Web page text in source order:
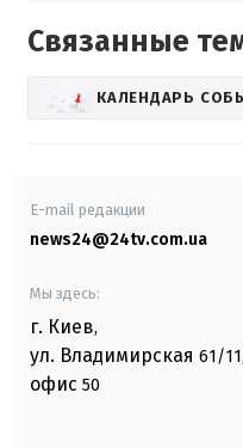
Связанные
КАЛЕНДАРЬ
E-mail редакции
news24@24tv.com.ua
Мы здесь:
г. Киев,
ул. Владимирская 61/11,
офис 50